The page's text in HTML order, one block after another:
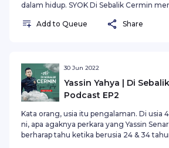
dalam hidup. SYOK Di Sebalik Cermin
ketika mereka menatap diri di cermin.
Add to Queue Share
30 Jun 2022
Yassin Yahya | Di
Podcast EP2
Kata orang, usia itu pengalaman. Di usia
ni, apa agaknya perkara yang Yassin
berharap tahu ketika berusia 24 & 34